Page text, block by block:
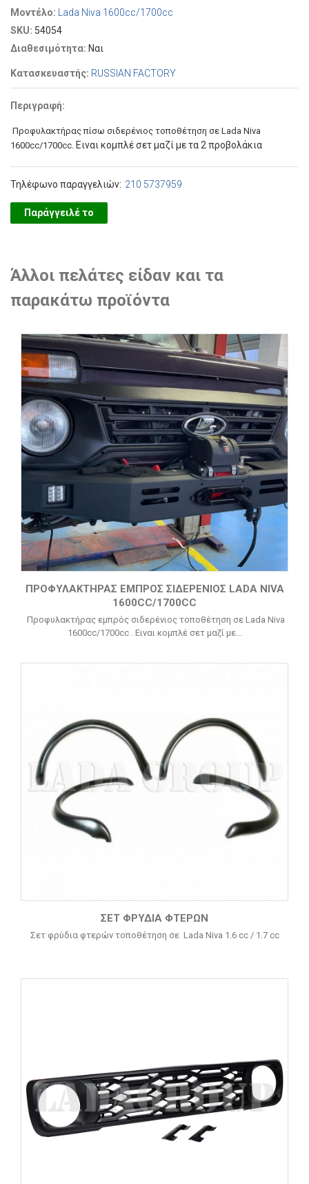
Μοντέλο:
Lada Niva 1600cc/1700cc
SKU: 54054
Διαθεσιμότητα: Ναι
Κατασκευαστής: RUSSIAN FACTORY
Περιγραφή:
Προφυλακτήρας πίσω σιδερένιος τοποθέτηση σε Lada Niva
1600cc/1700cc. Ειναι κομπλέ σετ μαζί με τα 2 προβολάκια
Τηλέφωνο παραγγελιών: 210 5737959
Παράγγειλέ το
Άλλοι πελάτες είδαν και τα
παρακάτω προϊόντα
ΠΡΟΦΥΛΑΚΤΉΡΑΣ ΕΜΠΡΌΣ ΣΙΔΕΡΈΝΙΟΣ LADA NIVA
1600CC/1700CC
Προφυλακτήρας εμπρός σιδερένιος τοποθέτηση σε Lada Niva
1600cc/1700cc . Ειναι κομπλέ σετ μαζί με...
ΣΕΤ ΦΡΎΔΙΑ ΦΤΕΡΏΝ
Σετ φρύδια φτερών τοποθέτηση σε Lada Niva 1.6 cc / 1.7 cc